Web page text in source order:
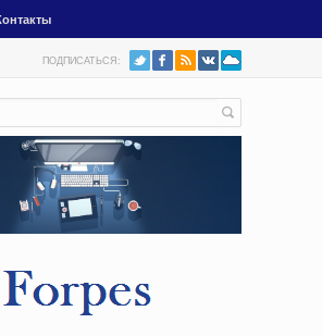
ПОДПИСАТЬСЯ: